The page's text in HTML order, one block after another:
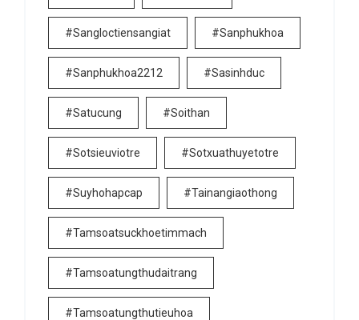
#sangloctiensangiat #sanphukhoa
#sanphukhoa2212 #sasinhduc
#satucung #soithan
#sotsieuviotre #sotxuathuyetotre
#suyhohapcap #tainangiaothong
#tamsoatsuckhoetimmach
#tamsoatungthudaitrang
#tamsoatungthutieuhoa